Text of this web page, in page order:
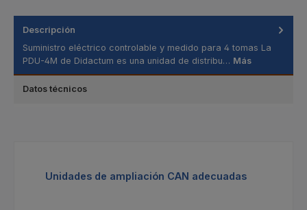
Descripción
Suministro eléctrico controlable y medido para 4 tomas La
PDU-4M de Didactum es una unidad de distribu… Más
Datos técnicos
Omitir la galería de productos
Unidades de ampliación CAN adecuadas